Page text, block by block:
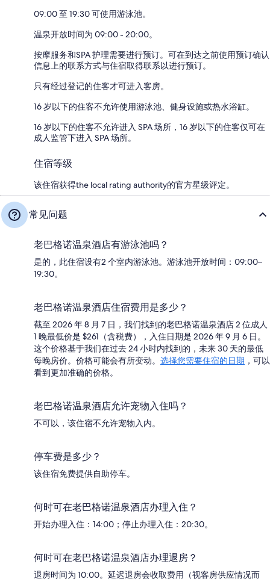
09:00 至 19:30 可使用游泳池。
温泉开放时间为 09:00 - 20:00。
按摩服务和SPA 护理需要进行预订。可在到达之前使用预订确认
信息上的联系方式与住宿取得联系以进行预订。
只有经过登记的住客才可进入客房。
16 岁以下的住客不允许使用游泳池、健身设施或热水浴缸。
16 岁以下的住客不允许进入 SPA 场所，16 岁以下的住客仅可在
成人监管下进入 SPA 场所。
住宿等级
该住宿获得the local rating authority的官方星级评定。
常见问题
老巴格诺温泉酒店有游泳池吗？
是的，此住宿设有2 个室内游泳池。游泳池开放时间：09:00–
19:30。
老巴格诺温泉酒店住宿费用是多少？
截至 2026 年 8 月 7 日，我们找到的老巴格诺温泉酒店 2 位成人
1 晚最低价是 $261（含税费），入住日期是 2026 年 9 月 6 日。
这个价格基于我们在过去 24 小时内找到的，未来 30 天的最低
每晚房价。价格可能会有所变动。 选择您需要住宿的日期 ，可以
看到更加准确的价格。
老巴格诺温泉酒店允许宠物入住吗？
不可以，该住宿不允许宠物入内。
停车费是多少？
该住宿免费提供自助停车。
何时可在老巴格诺温泉酒店办理入住？
开始办理入住：14:00；停止办理入住：20:30。
何时可在老巴格诺温泉酒店办理退房？
退房时间为 10:00。延迟退房会收取费用（视客房供应情况而